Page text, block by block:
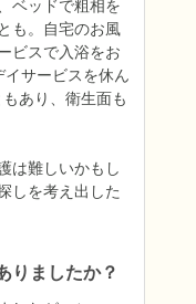
ベッドで粗相を
も。自宅のお風
ビスで入浴をお
サービスを休ん
あり、衛生面も
は難しいかもし
しを考え出した
りましたか？